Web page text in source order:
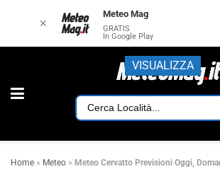
Home » Meteo » Meteo Cervatto Previsioni Oggi,
✕
Meteo Mag
GRATIS
In Google Play
VISUALIZZA